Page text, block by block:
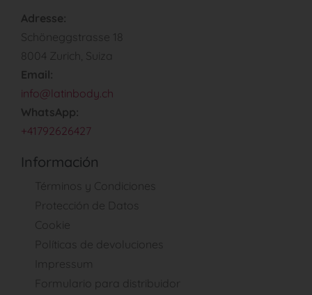
Adresse:
Schöneggstrasse 18
8004 Zurich, Suiza
Email:
info@latinbody.ch
WhatsApp:
+41792626427
Información
Términos y Condiciones
Protección de Datos
Cookie
Políticas de devoluciones
Impressum
Formulario para distribuidor